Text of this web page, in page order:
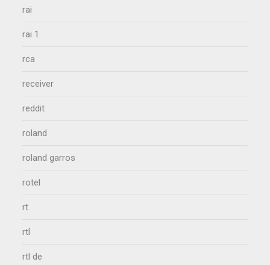
rai
rai 1
rca
receiver
reddit
roland
roland garros
rotel
rt
rtl
rtl de